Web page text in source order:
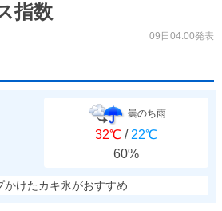
指数
09日04:00発表
曇のち雨
32℃ / 22℃
60%
かけたカキ氷がおすすめ